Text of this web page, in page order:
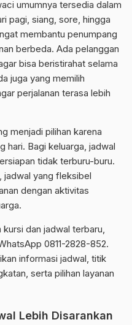
umumnya tersedia dalam
pagi, siang, sore, hingga
membantu penumpang
berbeda. Ada pelanggan
bisa beristirahat selama
juga yang memilih
perjalanan terasa lebih
menjadi pilihan karena
hari. Bagi keluarga, jadwal
tidak terburu-buru.
jadwal yang fleksibel
dengan aktivitas
dan jadwal terbaru,
0811-2828-852.
informasi jadwal, titik
serta pilihan layanan
Lebih Disarankan